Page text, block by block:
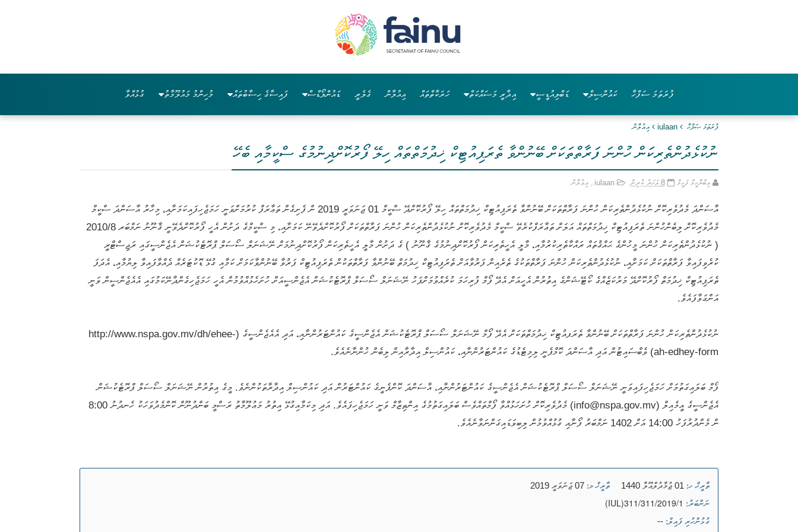
ފުރަތަމަ ސަފްހާ ކައުންސިލް ޑަބްލިއުޑީސީ އިދާރީ މަސައްކަތް ހަރަކާތްތައް އިއުލާން ގެލެރީ ޑައުންލޯޑްސް ފައިސާގެ ހިސާބުތައް މުހިންމު މައުލޫމާތު ގުޅުއްވާ
ފުރަތަމަ ޞަފްޙާ iulaan އިޢުލާން
ނުކުޅެދުންތެރިކަން ހުންނަ ފަރާތްތަކަށް ބޭނުންވާ ތެރަޕިއުޓިކް ޚިދުމަތްތައް ހިލޭ ފޯރުކޮށްދިނުމުގެ ސްކީމާއި ބެހޭ
އިބްރާހީމް ފަހީމް 8 އަހަރު ކުރިން iulaan
,އިޢުލާން
އާސަންދަ މެދުވެރިކޮށް ނުކުޅެދުންތެރިކަން ހުންނަ ފަރާތްތަކަށް ބޭނުންވާ ތެރަޕިއުޓިކް ޚިދުމަތްތައް ހިލޭ ފޯރުކޮށްދޭ ސްކީމް 01 ޖަނަވަރީ 2019 ން ފެށިގެން ތަޢާރަފް ކުރުމަށްވަނީ ހަމަޖެހިފައިކަމަށާއި، މިހާރު އާސަންދަ ސްކީމް
މެދުވެރިކޮށް ލިބެންހުންނަ ތެރަޕިއުޓިކް ޚިދުމަތްތައް އަލަށް ތަޢާރަފްކުރެވޭ ސްކީމް މެދުވެރިކޮށް ނުކުޅެދުންތެރިކަން ހުންނަ ފަރާތްތަކަށް ފޯރުކޮށްދެވޭނޭ ކަމަށާއި، މި ސްކީމްގެ ދަށުން އެހީ ފޯރުކޮށްދެވޭނީ ޤާނޫނު ނަމްބަރ 2010/8
( ނުކުޅެދުންތެރިކަން ހުންނަ މީހުންގެ ޙައްޤުތައް ރައްކާތެރިކުރުމާއި، މާލީ އެހީތެރިކަން ފޯރުކޮށްދިނުމުގެ ޤާނޫނު ) ގެ ދަށުން މާލީ އެހީތެރިކަން ފޯރުކޮށްދިނުމަށް ނޭޝަނަލް ސޯސަލް ޕްރޮޓެކުޝަން އެޖެންސީގައި ރަޖިސްޓްރީ
ކުރެވިފައިވާ ފަރާތްތަކަށް ކަމަށާއި، ނުކުޅެދުންތެރިކަން ހުންނަ ފަރާތްތަކުގެ ތެރެއިން ފަރުވާއަށް ތެރަޕިއުޓިކް ޚިދުމަތް ބޭނުންވާ ފަރާތްތަކުން ތެރަޕިއުޓިކް ފަރުވާ ބޭނުންވާކަމަށް ކަމާއި ގުޅޭ ޑޮކުޓަރެއް ދެއްވާފައިވާ ލިޔުމާއި، އެދަފަ
ތެރަޕިއުޓިކް ޚިދުމަތް ފޯރުކޮށްދޭ މަރުކަޒެއްގެ ކޯޓޭޝަންގެ އިތުރުން އެހީއަށް އެދޭ ފޯމް ފުރިހަމަ ކުރެއްވުމަށްފަހު ނޭޝަނަލް ސޯސަލް ޕްރޮޓެކުޝަން އެޖެންސީއަށް ހުށަހެޅުއްވުމުން އެހީ ހަމަޖެހިގެންދާނޭކަމުގައި އެއެޖެންސީން ވަނީ
އަންގަވާފައެވެ.
ނުކުޅެދުންތެރިކަން ހުންނަ ފަރާތްތަކަށް ބޭނުންވާ ތެރަޕއުޓިކް ޚިދުމަތްތަކަށް އެދޭ ފޯމް ނޭޝަނަލް ސޯސަލް ޕްރޮޓެކުޝަން އެޖެންސީގެ ކައުންޓަރުންނާއި، އަދި އެއެޖެންސީގެ (http://www.nspa.gov.mv/dh/ehee-
ah-edhey-form) ވެބްސައިޓުން އަދި އާސަންދަ ކޮމްޕެނީ ލިމިޓެޑުގެ ކައުންޓަރުންނާއި، ކައުންސިލް އިދާރާއިން ލިބެން ހުންނާނެއެވެ.
ފޯމް ބަލައިގަތުމަށް ހަމަޖެހިފައިވަނީ ނޭޝަނަލް ސޯސަލް ޕްރޮޓެކުޝަން އެޖެންސީގެ ކައުންޓަރުންނާއި، އާސަންދަ ކޮންޕެނީގެ ކައުންޓަރުން އަދި ކައުންސިލް އިދާރާތަކުންނެވެ. މީގެ އިތުރުން ނޭޝަނަލް ސޯސަލް ޕްރޮޓެކުޝަން
އެޖެންސީގެ އީމެއިލް (info@nspa.gov.mv) މެދުވެރިކޮށް ހުށަހަޅުއްވާ ފޯމްތައްވެސް ބަލައިގަތުމުގެ އިންތިޒާމް ވަނީ ހަމަޖެހިފައެވެ. އަދި މިކަމާއިގުޅޭ އިތުރު މަޢުލޫމާތު ރަސްމީ ބަންދުނޫން ކޮންމެދުވަހަކު ހެނދުނު 8:00
ން މެންދުރުފަހު 14:00 އަށް 1402 ނަމްބަރު ފޯނާއި ގުޅުއްވުމުން ލިބިވަޑައިގަންނަވާނެއެވެ.
ތާރީޚް ހ: 01 ޖުމާދުލްޢޫލާ 1440 ތާރީޚް މ: 07 ޖަނަވަރީ 2019
ނަންބަރު: (IUL)311/311/2019/1
ގުޅުންހުރި ފައިލް: --